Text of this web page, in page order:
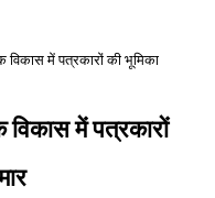
में पत्रकारों की भूमिका
में पत्रकारों